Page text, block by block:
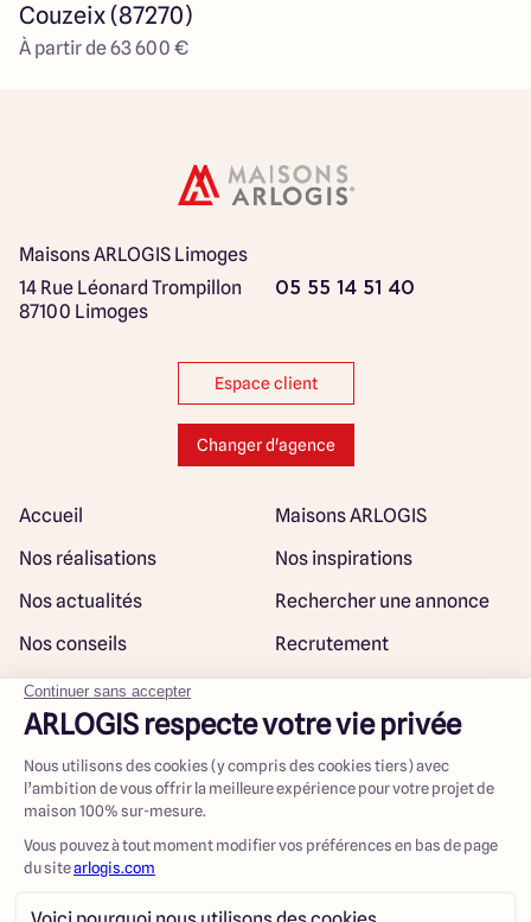
Couzeix (87270)
À partir de 63 600 €
Maisons ARLOGIS Limoges
14 Rue Léonard Trompillon
87100 Limoges
05 55 14 51 40
Espace client
Changer d'agence
Accueil
Maisons ARLOGIS
Nos réalisations
Nos inspirations
Nos actualités
Rechercher une annonce
Nos conseils
Recrutement
Mentions légales
Rejoindre notre réseau
@ Maisons ARLOGIS 2023